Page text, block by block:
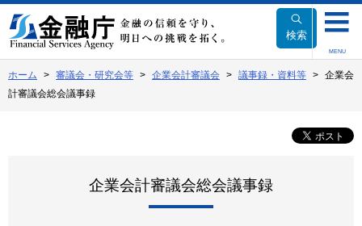
文
へ
動
検索
MENU
ホーム 審議会・研究会等 企業会計審議会 議事録・資料等
企業会
計審議会総会議事録
企業会計審議会総会議事録